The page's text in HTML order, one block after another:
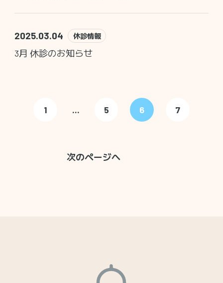
2025.03.04 休診情報
3月 休診のお知らせ
1 ... 5 6 7
次のページへ